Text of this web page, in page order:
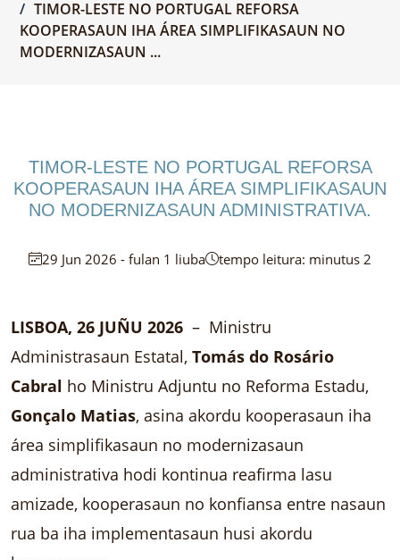
TIMOR-LESTE NO PORTUGAL REFORSA
KOOPERASAUN IHA ÁREA SIMPLIFIKASAUN NO
MODERNIZASAUN ...
TIMOR-LESTE NO PORTUGAL REFORSA
KOOPERASAUN IHA ÁREA SIMPLIFIKASAUN
NO MODERNIZASAUN ADMINISTRATIVA.
29 Jun 2026 - fulan 1 liuba tempo leitura: minutus 2
LISBOA, 26 JUÑU 2026 – Ministru
Administrasaun Estatal, Tomás do Rosário
Cabral ho Ministru Adjuntu no Reforma Estadu,
Gonçalo Matias, asina akordu kooperasaun iha
área simplifikasaun no modernizasaun
administrativa hodi kontinua reafirma lasu
amizade, kooperasaun no konfiansa entre nasaun
rua ba iha implementasaun husi akordu